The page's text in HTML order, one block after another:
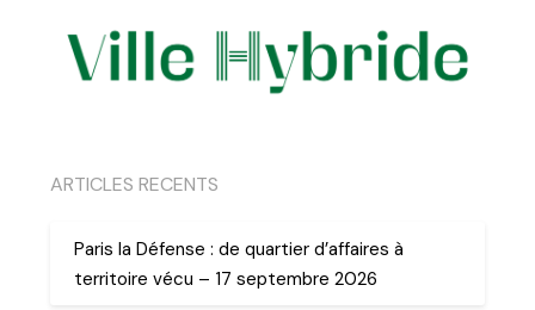
ARTICLES RECENTS
Paris la Défense : de quartier d’affaires à
territoire vécu – 17 septembre 2026